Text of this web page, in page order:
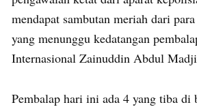
mendapat sambutan meriah dari
yang menunggu kedatangan
Internasional Zainuddin Abdul
Pembalap hari ini ada 4 yang tiba di